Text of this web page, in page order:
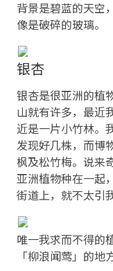
背景是碧蓝的天空
像是破碎的玻璃。
银杏
银杏是很亚洲的植
山就有许多，最近
近是一片小竹林。
发现好几株，而博
枫及松竹梅。说来
亚洲植物种在一起
街道上，就不太引
唯一我求而不得的
「柳浪闻莺」的地